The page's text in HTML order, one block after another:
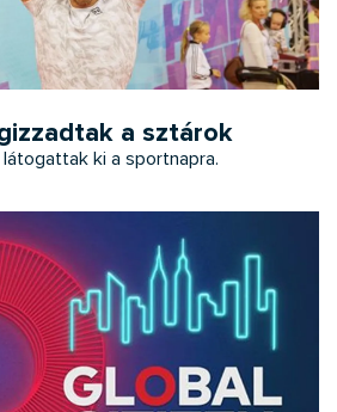
a sztárok
ki a sportnapra.